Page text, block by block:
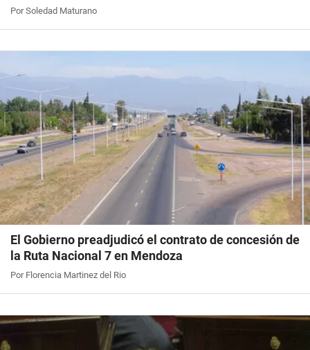
Por Soledad Maturano
El Gobierno preadjudicó el contrato de concesión de
la Ruta Nacional 7 en Mendoza
Por Florencia Martinez del Rio